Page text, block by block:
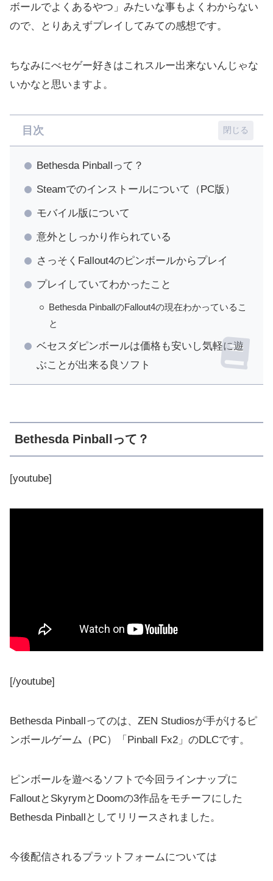
ボールでよくあるやつ」みたいな事もよくわからない
ので、とりあえずプレイしてみての感想です。
ちなみにべセゲー好きはこれスルー出来ないんじゃな
いかなと思いますよ。
目次
Bethesda Pinballって？
Steamでのインストールについて（PC版）
モバイル版について
意外としっかり作られている
さっそくFallout4のピンボールからプレイ
プレイしていてわかったこと
Bethesda PinballのFallout4の現在わかっているこ
と
ベセスダピンボールは価格も安いし気軽に遊
ぶことが出来る良ソフト
Bethesda Pinballって？
[youtube]
[/youtube]
Bethesda Pinballってのは、ZEN Studiosが手がけるピ
ンボールゲーム（PC）「Pinball Fx2」のDLCです。
ピンボールを遊べるソフトで今回ラインナップに
FalloutとSkyrymとDoomの3作品をモチーフにした
Bethesda Pinballとしてリリースされました。
今後配信されるプラットフォームについては